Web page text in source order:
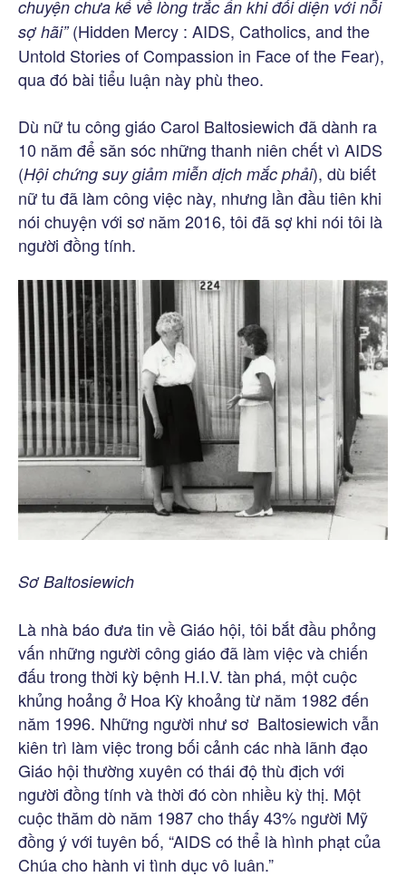
chuyện chưa kể về lòng trắc ẩn khi đối diện với nỗi
sợ hãi”(Hidden Mercy : AIDS, Catholics, and the
Untold Stories of Compassion in Face of the Fear),
qua đó bài tiểu luận này phù theo.
Dù nữ tu công giáo Carol Baltosiewich đã dành ra
10 năm để săn sóc những thanh niên chết vì AIDS
(Hội chứng suy giảm miễn dịch mắc phải), dù biết
nữ tu đã làm công việc này, nhưng lần đầu tiên khi
nói chuyện với sơ năm 2016, tôi đã sợ khi nói tôi là
người đồng tính.
Sơ Baltosiewich
Là nhà báo đưa tin về Giáo hội, tôi bắt đầu phỏng
vấn những người công giáo đã làm việc và chiến
đấu trong thời kỳ bệnh H.I.V. tàn phá, một cuộc
khủng hoảng ở Hoa Kỳ khoảng từ năm 1982 đến
năm 1996. Những người như sơ Baltosiewich vẫn
kiên trì làm việc trong bối cảnh các nhà lãnh đạo
Giáo hội thường xuyên có thái độ thù địch với
người đồng tính và thời đó còn nhiều kỳ thị. Một
cuộc thăm dò năm 1987 cho thấy 43% người Mỹ
đồng ý với tuyên bố, “AIDS có thể là hình phạt của
Chúa cho hành vi tình dục vô luân.”